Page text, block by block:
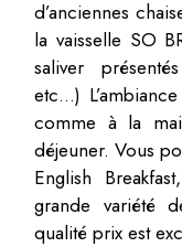
d’anciennes
la vaisselle SO
saliver
etc…)
comme à la
déjeuner. Vous
English
grande variété
qualité prix est